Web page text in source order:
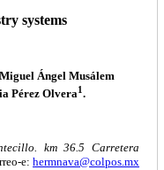
systems
Ángel Musálem
Pérez Olvera1.
km 36.5 Carretera
e:hermnava@colpos.mx